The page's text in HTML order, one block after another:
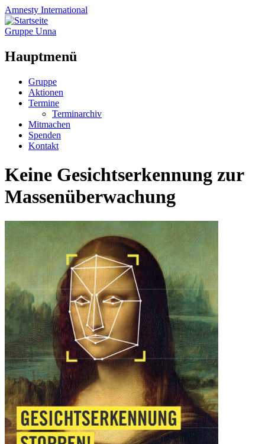
Amnesty International
Gruppe Unna
Hauptmenü
Zum
Inhalt
springen
Gruppe
Aktionen
Termine
Terminarchiv
Mitmachen
Spenden
Kontakt
Keine Gesichtserkennung zur
Massenüberwachung